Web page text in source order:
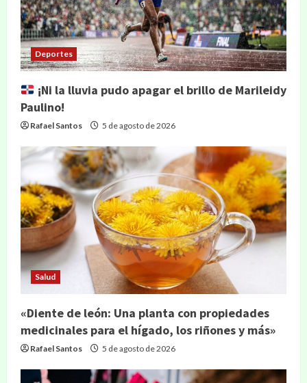
Deportes
¡Ni la lluvia pudo apagar el brillo de Marileidy
Paulino!
Rafael Santos 5 de agosto de 2026
Salud
«Diente de león: Una planta con propiedades
medicinales para el hígado, los riñones y más»
Rafael Santos 5 de agosto de 2026